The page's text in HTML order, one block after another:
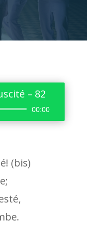
– 82
00:00
(bis)